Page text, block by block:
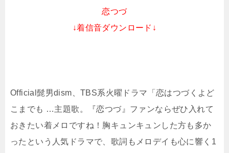
恋つづ
↓着信音ダウンロード↓
Official髭男dism、TBS系火曜ドラマ「恋はつづくよど
こまでも …主題歌。『恋つづ』ファンならぜひ入れて
おきたい着メロですね！胸キュンキュンした方も多か
ったという人気ドラマで、歌詞もメロデイも心に響く1